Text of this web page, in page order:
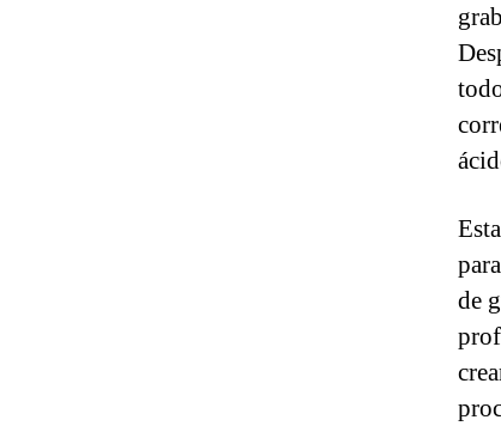
de